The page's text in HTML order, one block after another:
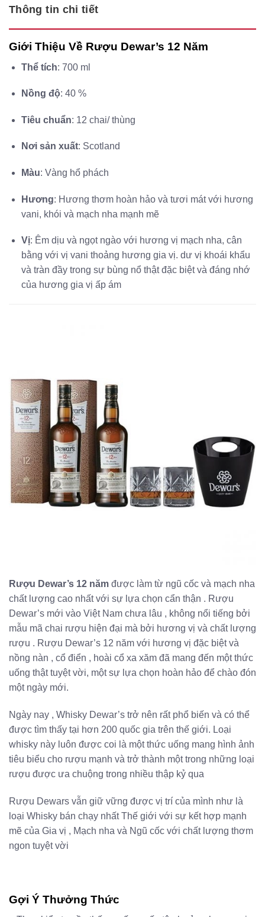
Thông tin chi tiết
Giới Thiệu Về Rượu Dewar’s 12 Năm
Thể tích: 700 ml
Nồng độ: 40 %
Tiêu chuẩn: 12 chai/ thùng
Nơi sản xuất: Scotland
Màu: Vàng hổ phách
Hương: Hương thơm hoàn hảo và tươi mát với hương
vani, khói và mạch nha mạnh mẽ
Vị: Êm dịu và ngọt ngào với hương vị mạch nha, cân
bằng với vị vani thoảng hương gia vị. dư vị khoái khẩu
và tràn đầy trong sự bùng nổ thật đặc biệt và đáng nhớ
của hương gia vị ấp ám
Rượu Dewar’s 12 năm được làm từ ngũ cốc và mạch nha
chất lượng cao nhất với sự lựa chọn cẩn thận . Rượu
Dewar’s mới vào Việt Nam chưa lâu , không nổi tiếng bởi
mẫu mã chai rượu hiện đại mà bởi hương vị và chất lượng
rượu . Rượu Dewar’s 12 năm với hương vị đặc biệt và
nồng nàn , cổ điển , hoài cổ xa xăm đã mang đến một thức
uống thật tuyệt vời, một sự lựa chọn hoàn hảo để chào đón
một ngày mới.
Ngày nay , Whisky Dewar’s trở nên rất phổ biến và có thể
được tìm thấy tại hơn 200 quốc gia trên thế giới. Loại
whisky này luôn được coi là một thức uống mang hình ảnh
tiêu biểu cho rượu mạnh và trở thành một trong những loại
rượu được ưa chuộng trong nhiều thập kỷ qua
Rượu Dewars vẫn giữ vững được vị trí của mình như là
loại Whisky bán chạy nhất Thế giới với sự kết hợp mạnh
mẽ của Gia vị , Mạch nha và Ngũ cốc với chất lượng thơm
ngon tuyệt vời
Gợi Ý Thưởng Thức